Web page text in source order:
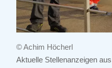
© Achim Höcherl
Aktuelle Stellenanzeigen